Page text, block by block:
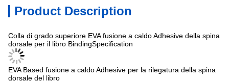
Product Description
Colla di grado superiore EVA fusione a caldo Adhesive della spina
dorsale per il libro BindingSpecification
EVA Based fusione a caldo Adhesive per la rilegatura della spina
dorsale del libro